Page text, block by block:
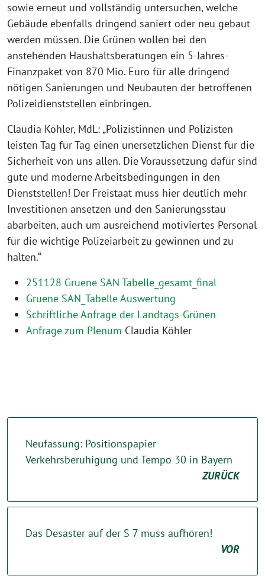
sowie erneut und vollständig untersuchen, welche
Gebäude ebenfalls dringend saniert oder neu gebaut
werden müssen. Die Grünen wollen bei den
anstehenden Haushaltsberatungen ein 5-Jahres-
Finanzpaket von 870 Mio. Euro für alle dringend
nötigen Sanierungen und Neubauten der betroffenen
Polizeidienststellen einbringen.
Claudia Köhler, MdL: „Polizistinnen und Polizisten
leisten Tag für Tag einen unersetzlichen Dienst für die
Sicherheit von uns allen. Die Voraussetzung dafür sind
gute und moderne Arbeitsbedingungen in den
Dienststellen! Der Freistaat muss hier deutlich mehr
Investitionen ansetzen und den Sanierungsstau
abarbeiten, auch um ausreichend motiviertes Personal
für die wichtige Polizeiarbeit zu gewinnen und zu
halten.“
251128 Gruene SAN Tabelle_gesamt_final
Gruene SAN_Tabelle Auswertung
Schriftliche Anfrage der Landtags-Grünen
Anfrage zum Plenum Claudia Köhler
Neufassung: Positionspapier
Verkehrsberuhigung und Tempo 30 in Bayern
ZURÜCK
Das Desaster auf der S 7 muss aufhören!
VOR